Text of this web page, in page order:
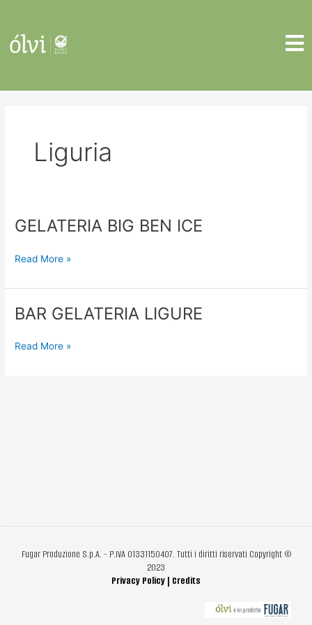
content
Liguria
GELATERIA BIG BEN ICE
GELATERIA
BEN
Read More »
BAR GELATERIA LIGURE
BAR
LIGURE
Read More »
Fugar Produzione S.p.A. - P.IVA 01331150407. Tutti i diritti riservati Copyright ©
2023
Privacy Policy | Credits